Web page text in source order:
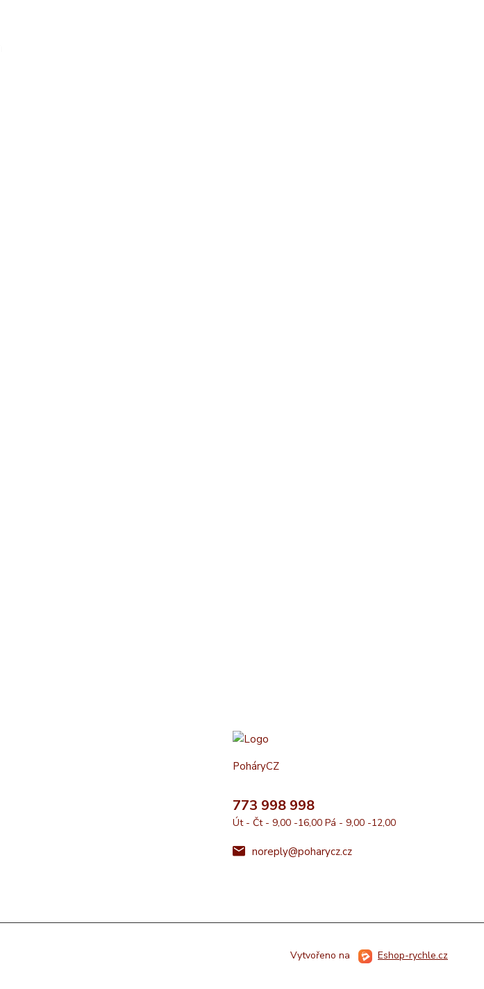
PoháryCZ
773 998 998
Út - Čt - 9,00 -16,00 Pá - 9,00 -12,00
noreply@poharycz.cz
Vytvořeno na Eshop-rychle.cz